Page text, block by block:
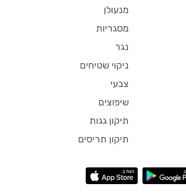
מנעולן
מסגריות
נגר
ניקוי שטיחים
צבעי
שיפוצים
תיקון גגות
תיקון תריסים